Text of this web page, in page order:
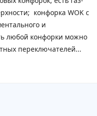
конфорка WOK с
и
любой конфорки можно
переключателей...